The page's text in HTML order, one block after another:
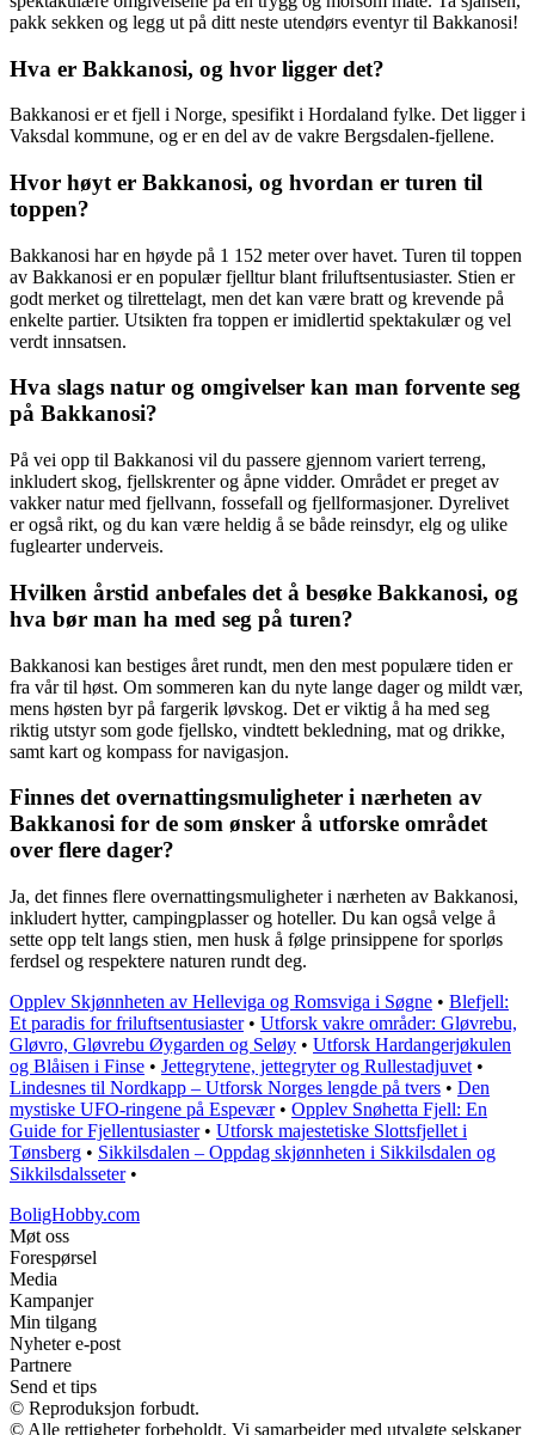
pakk sekken og legg ut på ditt neste utendørs eventyr til Bakkanosi!
Hva er Bakkanosi, og hvor ligger det?
Bakkanosi er et fjell i Norge, spesifikt i Hordaland fylke. Det ligger i
Vaksdal kommune, og er en del av de vakre Bergsdalen-fjellene.
Hvor høyt er Bakkanosi, og hvordan er turen til
toppen?
Bakkanosi har en høyde på 1 152 meter over havet. Turen til toppen
av Bakkanosi er en populær fjelltur blant friluftsentusiaster. Stien er
godt merket og tilrettelagt, men det kan være bratt og krevende på
enkelte partier. Utsikten fra toppen er imidlertid spektakulær og vel
verdt innsatsen.
Hva slags natur og omgivelser kan man forvente seg
på Bakkanosi?
På vei opp til Bakkanosi vil du passere gjennom variert terreng,
inkludert skog, fjellskrenter og åpne vidder. Området er preget av
vakker natur med fjellvann, fossefall og fjellformasjoner. Dyrelivet
er også rikt, og du kan være heldig å se både reinsdyr, elg og ulike
fuglearter underveis.
Hvilken årstid anbefales det å besøke Bakkanosi, og
hva bør man ha med seg på turen?
Bakkanosi kan bestiges året rundt, men den mest populære tiden er
fra vår til høst. Om sommeren kan du nyte lange dager og mildt vær,
mens høsten byr på fargerik løvskog. Det er viktig å ha med seg
riktig utstyr som gode fjellsko, vindtett bekledning, mat og drikke,
samt kart og kompass for navigasjon.
Finnes det overnattingsmuligheter i nærheten av
Bakkanosi for de som ønsker å utforske området
over flere dager?
Ja, det finnes flere overnattingsmuligheter i nærheten av Bakkanosi,
inkludert hytter, campingplasser og hoteller. Du kan også velge å
sette opp telt langs stien, men husk å følge prinsippene for sporløs
ferdsel og respektere naturen rundt deg.
Opplev Skjønnheten av Helleviga og Romsviga i Søgne • Blefjell:
Et paradis for friluftsentusiaster• Utforsk vakre områder: Gløvrebu,
Gløvro, Gløvrebu Øygarden og Seløy • Utforsk Hardangerjøkulen
og Blåisen i Finse • Jettegrytene, jettegryter og Rullestadjuvet •
Lindesnes til Nordkapp – Utforsk Norges lengde på tvers • Den
mystiske UFO-ringene på Espevær• Opplev Snøhetta Fjell: En
Guide for Fjellentusiaster• Utforsk majestetiske Slottsfjellet i
Tønsberg • Sikkilsdalen – Oppdag skjønnheten i Sikkilsdalen og
Sikkilsdalsseter•
BoligHobby.com
Møt oss
Forespørsel
Media
Kampanjer
Min tilgang
Nyheter e-post
Partnere
Send et tips
© Reproduksjon forbudt.
© Alle rettigheter forbeholdt. Vi samarbeider med utvalgte selskaper